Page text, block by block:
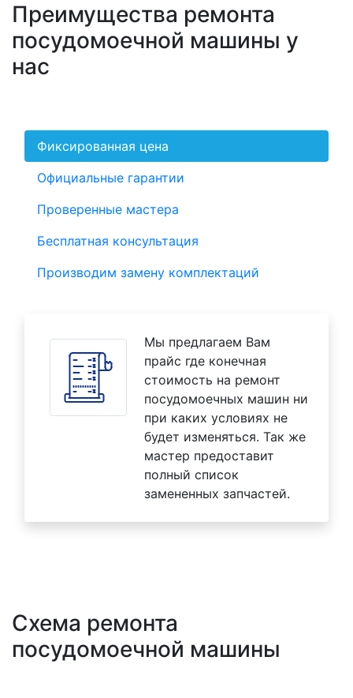
Преимущества ремонта
посудомоечной машины у
нас
Фиксированная цена
Официальные гарантии
Проверенные мастера
Бесплатная консультация
Производим замену комплектаций
Мы предлагаем Вам
прайс где конечная
стоимость на ремонт
посудомоечных машин ни
при каких условиях не
будет изменяться. Так же
мастер предоставит
полный список
замененных запчастей.
Схема ремонта
посудомоечной машины